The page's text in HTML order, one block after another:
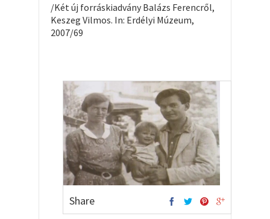
/Két új forráskiadvány Balázs Ferencről,
Keszeg Vilmos. In: Erdélyi Múzeum,
2007/69
Share